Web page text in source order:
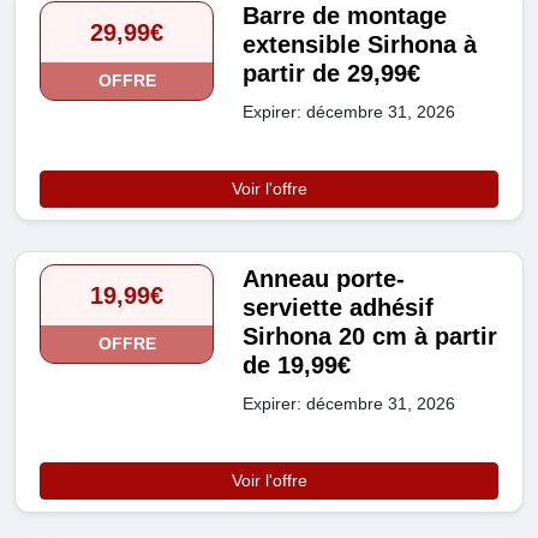
29,99€
OFFRE
Barre de montage
extensible Sirhona à
partir de 29,99€
Expirer: décembre 31, 2026
Voir l'offre
19,99€
OFFRE
Anneau porte-
serviette adhésif
Sirhona 20 cm à partir
de 19,99€
Expirer: décembre 31, 2026
Voir l'offre